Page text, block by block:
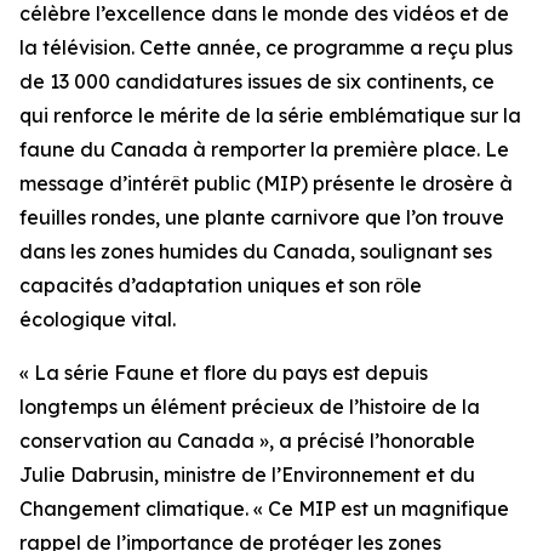
célèbre l’excellence dans le monde des vidéos et de
la télévision. Cette année, ce programme a reçu plus
de 13 000 candidatures issues de six continents, ce
qui renforce le mérite de la série emblématique sur la
faune du Canada à remporter la première place. Le
message d’intérêt public (MIP) présente le drosère à
feuilles rondes, une plante carnivore que l’on trouve
dans les zones humides du Canada, soulignant ses
capacités d’adaptation uniques et son rôle
écologique vital.
« La série Faune et flore du pays est depuis
longtemps un élément précieux de l’histoire de la
conservation au Canada », a précisé l’honorable
Julie Dabrusin, ministre de l’Environnement et du
Changement climatique. « Ce MIP est un magnifique
rappel de l’importance de protéger les zones